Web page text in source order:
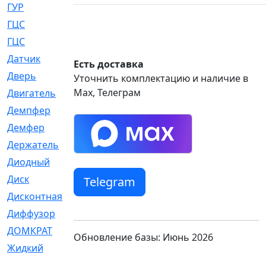
ГУР
[34]
ГЦC
ГЦС
Датчик
[969]
Дверь
[249]
Двигатель
[64]
Демпфер
[2]
Демфер
[1]
Держатель
[5]
Диодный
Диск
[418]
Дисконтная
[1]
Диффузор
ДОМКРАТ
Жидкий
Есть доставка
Уточнить комплектацию и наличие в
Max, Телеграм
Telegram
Обновление базы: Июнь 2026